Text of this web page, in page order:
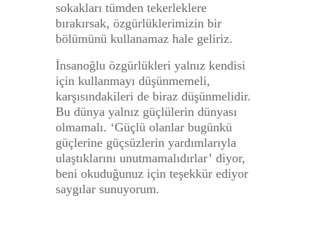
sokakları tümden tekerleklere
bırakırsak, özgürlüklerimizin bir
bölümünü kullanamaz hale geliriz.
İnsanoğlu özgürlükleri yalnız kendisi
için kullanmayı düşünmemeli,
karşısındakileri de biraz düşünmelidir.
Bu dünya yalnız güçlülerin dünyası
olmamalı. ‘Güçlü olanlar bugünkü
güçlerine güçsüzlerin yardımlarıyla
ulaştıklarını unutmamalıdırlar’ diyor,
beni okuduğunuz için teşekkür ediyor
saygılar sunuyorum.